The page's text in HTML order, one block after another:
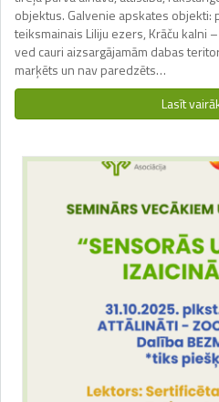
objektus. Galvenie apskates objekti:
teiksmainais Liliju ezers, Krāču kalni
ved cauri aizsargājamām dabas
marķēts un nav paredzēts…
Lasīt